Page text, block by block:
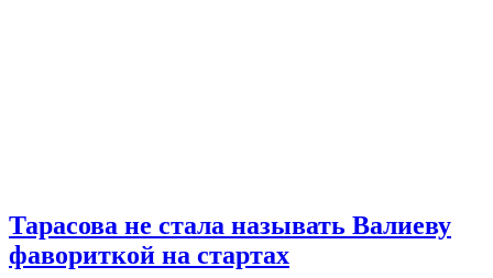
Тарасова не стала называть Валиеву
фавориткой на стартах